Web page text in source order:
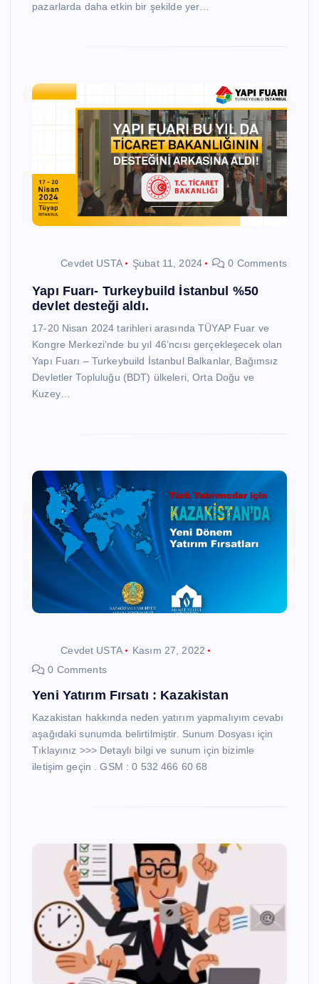
pazarlarda daha etkin bir şekilde yer…
Cevdet USTA Şubat 11, 2024 0 Comments
Yapı Fuarı- Turkeybuild İstanbul %50
devlet desteği aldı.
17-20 Nisan 2024 tarihleri arasında TÜYAP Fuar ve
Kongre Merkezi’nde bu yıl 46’ncısı gerçekleşecek olan
Yapı Fuarı – Turkeybuild İstanbul Balkanlar, Bağımsız
Devletler Topluluğu (BDT) ülkeleri, Orta Doğu ve
Kuzey…
Cevdet USTA
Kasım 27, 2022
0 Comments
Yeni Yatırım Fırsatı : Kazakistan
Kazakistan hakkında neden yatırım yapmalıyım cevabı
aşağıdaki sunumda belirtilmiştir. Sunum Dosyası için
Tıklayınız >>> Detaylı bilgi ve sunum için bizimle
iletişim geçin . GSM : 0 532 466 60 68